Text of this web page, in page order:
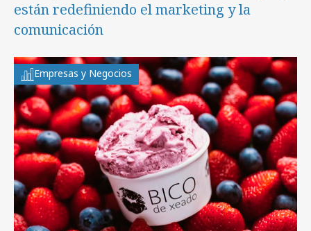
están redefiniendo el marketing y la
comunicación
Empresas y Negocios